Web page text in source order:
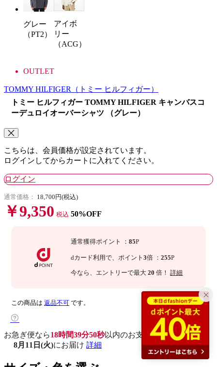
グレー
（PT2）
アイボ
リー
（ACG）
OUTLET
TOMMY HILFIGER
（トミー ヒルフィガー）
トミー ヒルフィガー TOMMY HILFIGER キャンバスコ
ーデュロイオーバーシャツ （グレー）
こちらは、会員価格が設定されています。
ログインしてからカートに入れてください。
ログイン
通常価格： 18,700円(税込)
￥9,350 税込 50%OFF
通常獲得ポイント ：85P
dカード利用で、ポイント3倍 ：255P
今なら 、エントリーで最大 20 倍！詳細
この商品は 返品不可 です。
お急ぎ便なら18時間39分49秒以内のお支払いで
8月11日(火)にお届け 詳細